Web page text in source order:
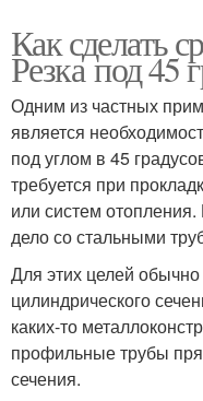
Как сделать
Резка под 45
Одним из частных
является
под углом в 45
требуется при
или систем
дело со стальными
Для этих целей
цилиндрического
каких-то
профильные трубы
сечения.